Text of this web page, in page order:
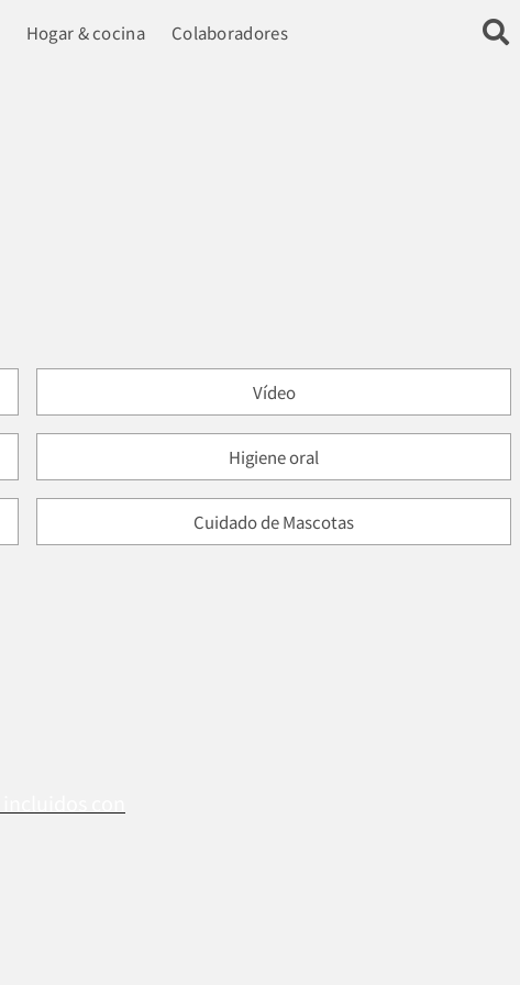
Hogar & cocina Colaboradores
Vídeo
Higiene oral
Cuidado de Mascotas